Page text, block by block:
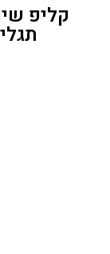
קליפ
תגלית